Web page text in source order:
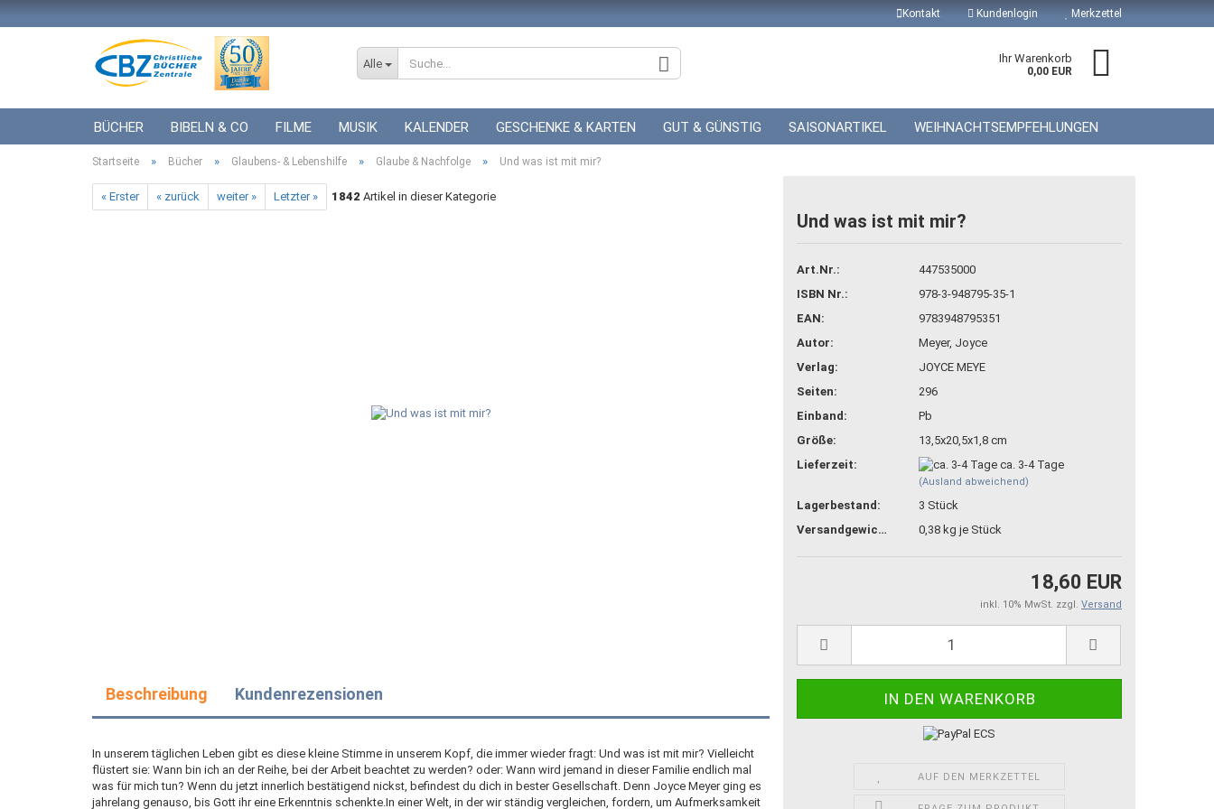
Kontakt Kundenlogin
Konto erstellen
Passwort vergessen?
Merkzettel
Alle Ihr Warenkorb
0,00 EUR
BÜCHER BIBELN & CO FILME MUSIK KALENDER GESCHENKE & KARTEN GUT & GÜNSTIG SAISONARTIKEL WEIHNACHTSEMPFEHLUNGEN
ICF BÜCHER VERSCHIEDENES GESCHENKE ZUR HOCHZEIT GUTSCHEINE
Startseite » Bücher » Glaubens- & Lebenshilfe » Glaube & Nachfolge » Und was ist mit mir?
« Erster « zurück weiter » Letzter » 1842 Artikel in dieser Kategorie
Und was ist mit mir?
Art.Nr.:
447535000
ISBN Nr.:
978-3-948795-35-1
EAN:
9783948795351
Autor:
Meyer, Joyce
Verlag:
JOYCE MEYE
Seiten:
296
Einband:
Pb
Größe:
13,5x20,5x1,8 cm
Lieferzeit:
ca. 3-4 Tage
(Ausland abweichend)
Lagerbestand: 3 Stück
Versandgewicht:
0,38 kg je Stück
18,60 EUR
inkl. 10% MwSt. zzgl. Versand
AUF DEN MERKZETTEL
Beschreibung Kundenrezensionen
In unserem täglichen Leben gibt es diese kleine Stimme in unserem Kopf, die immer wieder fragt: Und was ist mit mir? Vielleicht
flüstert sie: Wann bin ich an der Reihe, bei der Arbeit beachtet zu werden? oder: Wann wird jemand in dieser Familie endlich mal
was für mich tun? Wenn du jetzt innerlich bestätigend nickst, befindest du dich in bester Gesellschaft. Denn Joyce Meyer ging es
jahrelang genauso, bis Gott ihr eine Erkenntnis schenkte.In einer Welt, in der wir ständig vergleichen, fordern, um Aufmerksamkeit